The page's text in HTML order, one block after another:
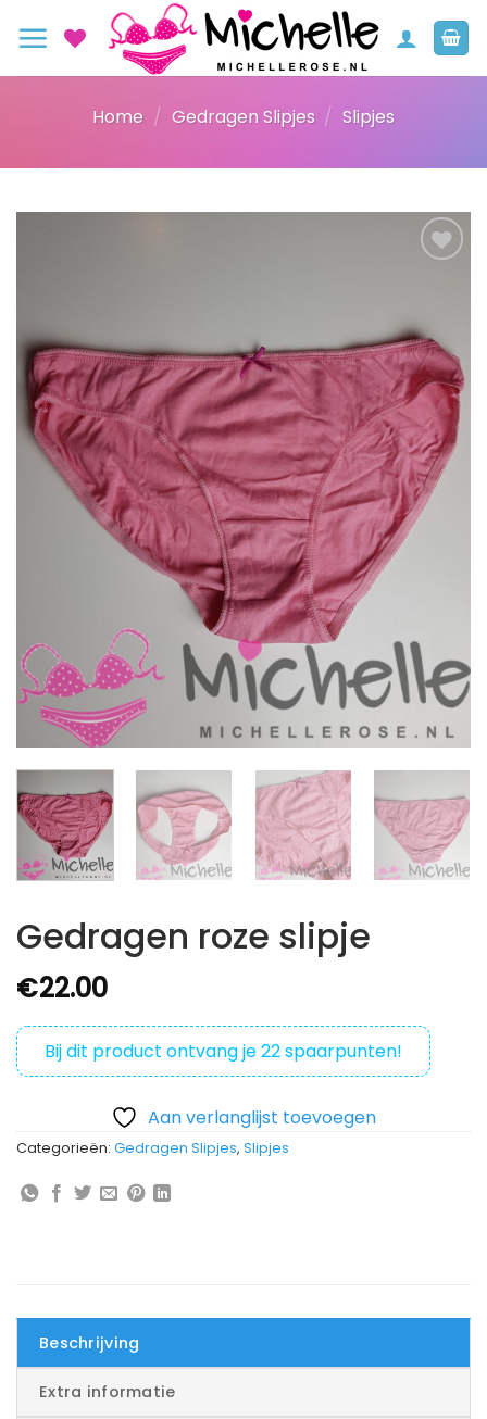
naar
Home / Gedragen Slipjes / Slipjes
Gedragen roze slipje
€22.00
Bij dit product ontvang je22spaarpunten!
Aan verlanglijst toevoegen
Categorieën: Gedragen Slipjes, Slipjes
Beschrijving
Extra informatie